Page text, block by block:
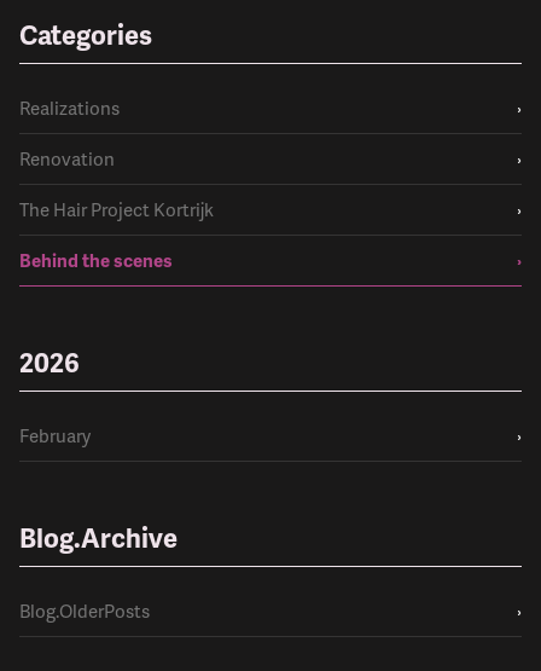
Categories
Realizations
›
Renovation
›
The Hair Project Kortrijk
›
Behind the scenes
›
2026
February ›
Blog.Archive
Blog.OlderPosts ›